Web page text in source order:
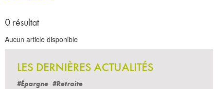
0 résultat
Aucun article disponible
LES DERNIÈRES ACTUALITÉS
#Épargne #Retraite